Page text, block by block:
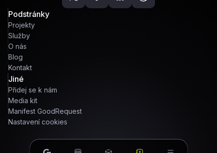
Podstránky
Projekty
Služby
O nás
Blog
Kontakt
Jiné
Přidej se k nám
Media kit
Manifest GoodRequest
Nastavení cookies